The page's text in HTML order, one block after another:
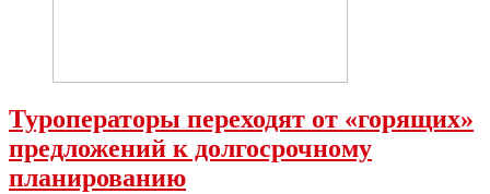
Туроператоры переходят от «горящих»
предложений к долгосрочному
планированию